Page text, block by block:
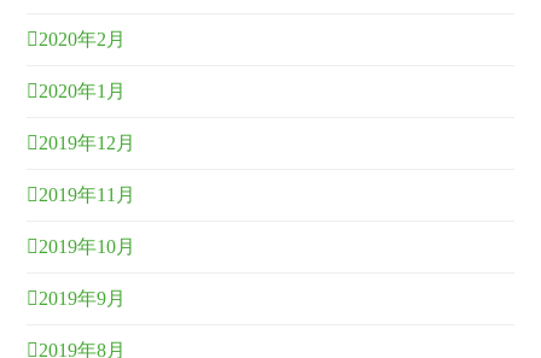
2020年2月
2020年1月
2019年12月
2019年11月
2019年10月
2019年9月
2019年8月